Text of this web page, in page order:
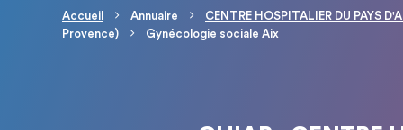
Fil d'Ariane
Accueil Annuaire
CENTRE HOSPITALIER DU PAYS
Provence)
Gynécologie sociale Aix